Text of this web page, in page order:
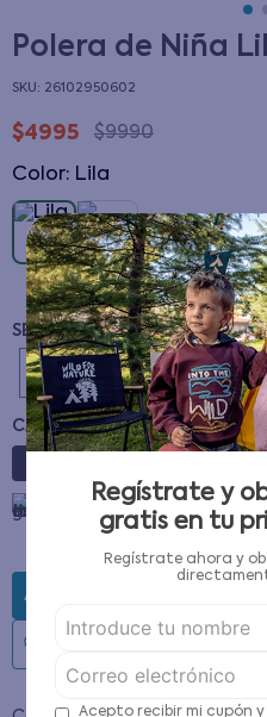
Polera de Niña
: 26102950602
$4995 $9990
Color: lila
10 12 2
CANTIDAD
AGREGAR AL CARRITO
Regístrate y
gratis en tu
Regístrate ahora y
Acepto recibir mi cupón